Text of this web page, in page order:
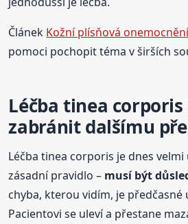
Článek Kožní plísňová
pomoci pochopit téma v širších
Léčba tinea
zabránit dalšímu
Léčba tinea corporis je dnes
zásadní pravidlo – musí být
chyba, kterou vidím, je předčasné
Pacientovi se uleví a přestane